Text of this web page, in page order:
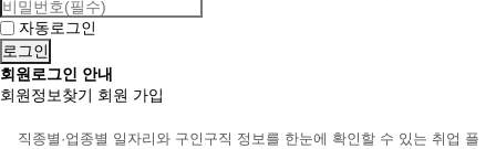
자동로그인
회원로그인 안내
회원정보찾기 회원 가입
직종별·업종별 일자리와 구인구직 정보를 한눈에 확인할 수 있는 취업 플